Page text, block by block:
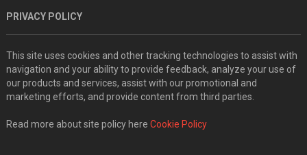
PRIVACY POLICY
This site uses cookies and other tracking technologies to assist with
navigation and your ability to provide feedback, analyze your use of
our products and services, assist with our promotional and
marketing efforts, and provide content from third parties.
Read more about site policy here Cookie Policy